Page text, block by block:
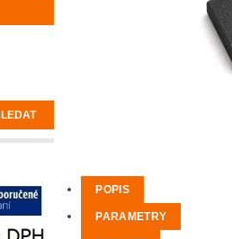
POPIS
PARAMETRY